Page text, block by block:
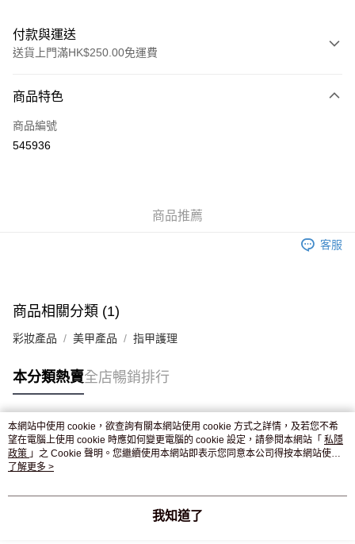
付款與運送
送貨上門滿HK$250.00免運費
信用卡
Apple Pay
付款後門市自取，訂單確認後2-4個工作天到店，7天內取。逾期後
商品特色
商品編號
545936
商品推薦
客服
商品相關分類 (1)
彩妝產品 美甲產品 指甲護理
本分類熱賣全店暢銷排行
熱門標籤
熱銷排行
本網站中使用 cookie，欲查詢有關本網站使用 cookie 方式之詳情，及若您不希
望在電腦上使用 cookie 時應如何變更電腦的 cookie 設定，請參閱本網站「 私隱
政策 」之 Cookie 聲明。您繼續使用本網站即表示您同意本公司得按本網站使用
條款之 Cookie 聲明使用 cookie。
了解更多 >
我知道了